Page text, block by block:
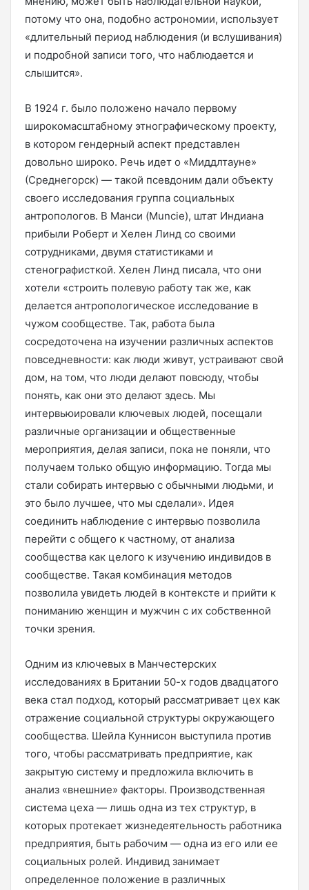
потому что она, подобно астрономии, использует
«длительный период наблюдения (и вслушивания)
и подробной записи того, что наблюдается и
слышится».
В 1924 г. было положено начало первому
широкомасштабному этнографическому проекту,
в котором гендерный аспект представлен
довольно широко. Речь идет о «Миддлтауне»
(Среднегорск) — такой псевдоним дали объекту
своего исследования группа социальных
антропологов. В Манси (Muncie), штат Индиана
прибыли Роберт и Хелен Линд со своими
сотрудниками, двумя статистиками и
стенографисткой. Хелен Линд писала, что они
хотели «строить полевую работу так же, как
делается антропологическое исследование в
чужом сообществе. Так, работа была
сосредоточена на изучении различных аспектов
повседневности: как люди живут, устраивают свой
дом, на том, что люди делают повсюду, чтобы
понять, как они это делают здесь. Мы
интервьюировали ключевых людей, посещали
различные организации и общественные
мероприятия, делая записи, пока не поняли, что
получаем только общую информацию. Тогда мы
стали собирать интервью с обычными людьми, и
это было лучшее, что мы сделали». Идея
соединить наблюдение с интервью позволила
перейти с общего к частному, от анализа
сообщества как целого к изучению индивидов в
сообществе. Такая комбинация методов
позволила увидеть людей в контексте и прийти к
пониманию женщин и мужчин с их собственной
точки зрения.
Одним из ключевых в Манчестерских
исследованиях в Британии 50-х годов двадцатого
века стал подход, который рассматривает цех как
отражение социальной структуры окружающего
сообщества. Шейла Куннисон выступила против
того, чтобы рассматривать предприятие, как
закрытую систему и предложила включить в
анализ «внешние» факторы. Производственная
система цеха — лишь одна из тех структур, в
которых протекает жизнедеятельность работника
предприятия, быть рабочим — одна из его или ее
социальных ролей. Индивид занимает
определенное положение в различных